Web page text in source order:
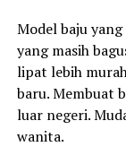
Model baju
yang masih
lipat lebih
baru. Membuat
luar negeri.
wanita.